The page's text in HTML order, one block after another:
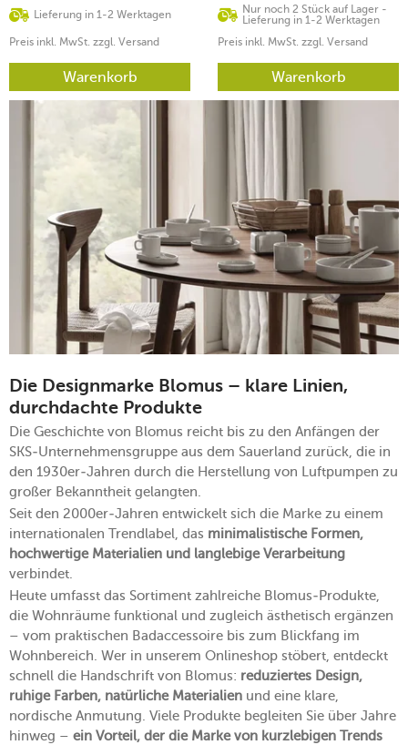
Lieferung in 1-2 Werktagen
Preis inkl. MwSt. zzgl. Versand
Warenkorb
Nur noch 2 Stück auf Lager -
Lieferung in 1-2 Werktagen
Preis inkl. MwSt. zzgl. Versand
Warenkorb
Die Designmarke Blomus – klare Linien,
durchdachte Produkte
Die Geschichte von Blomus reicht bis zu den Anfängen der
SKS-Unternehmensgruppe aus dem Sauerland zurück, die in
den 1930er-Jahren durch die Herstellung von Luftpumpen zu
großer Bekanntheit gelangten.
Seit den 2000er-Jahren entwickelt sich die Marke zu einem
internationalen Trendlabel, das minimalistische Formen,
hochwertige Materialien und langlebige Verarbeitung
verbindet.
Heute umfasst das Sortiment zahlreiche Blomus-Produkte,
die Wohnräume funktional und zugleich ästhetisch ergänzen
– vom praktischen Badaccessoire bis zum Blickfang im
Wohnbereich. Wer in unserem Onlineshop stöbert, entdeckt
schnell die Handschrift von Blomus: reduziertes Design,
ruhige Farben, natürliche Materialien und eine klare,
nordische Anmutung. Viele Produkte begleiten Sie über Jahre
hinweg – ein Vorteil, der die Marke von kurzlebigen Trends